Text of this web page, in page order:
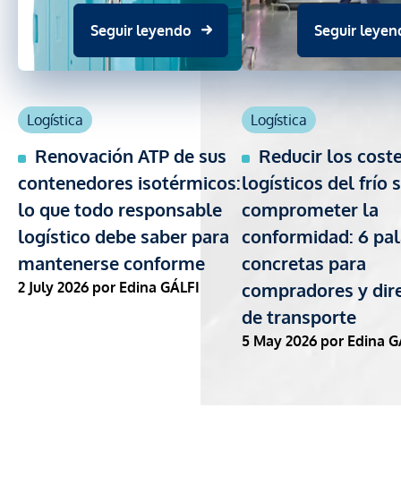
Seguir leyendo
Logística
Renovación ATP de sus
contenedores isotérmicos:
lo que todo responsable
logístico debe saber para
mantenerse conforme
2 July 2026 por Edina GÁLFI
Seguir
Logística
Reducir los
logísticos del frío
comprometer la
conformidad: 6
concretas para
compradores y
de transporte
5 May 2026 por Edina